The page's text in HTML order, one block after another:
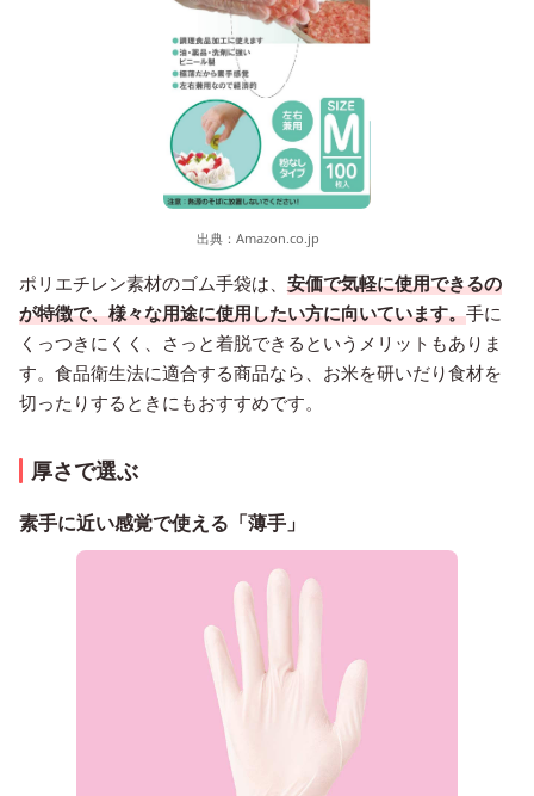
出典： Amazon.co.jp
ポリエチレン素材のゴム手袋は、 安価で気軽に使用できるの
が特徴で、様々な用途に使用したい方に向いています。手に
くっつきにくく、さっと着脱できるというメリットもありま
す。食品衛生法に適合する商品なら、お米を研いだり食材を
切ったりするときにもおすすめです。
厚さで選ぶ
素手に近い感覚で使える「薄手」